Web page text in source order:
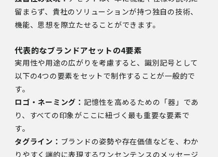
留まらず、貴社のソリューションが持つ独自の技術、
機能、思想を際立たせることができます。
代表的なブランドアセットの4要素
実用性や用途の広がりを考慮すると、識別記号として
以下の4つの要素をセットで制作することが一般的で
す。
ロゴ・ネーミング： 記憶性を高めるための「器」であ
り、すべての印象がここに紐づく最も重要な要素で
す。
タグライン： ブランドの姿勢や存在価値などを、わか
りやすく端的に表現するワンセンテンスのメッセージ